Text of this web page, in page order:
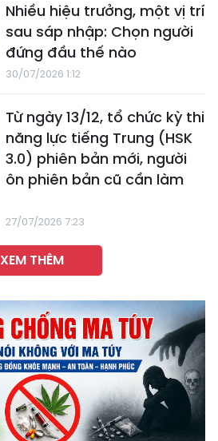
Nhiều hiệu trưởng, một vị trí
sau sáp nhập: Chọn người
đứng đầu thế nào
30/07/2026 1:12
Từ ngày 13/12, tổ chức kỳ thi
năng lực tiếng Trung (HSK
3.0) phiên bản mới, người
ôn phiên bản cũ cần làm
27/07/2026 7:23
XEM THÊM